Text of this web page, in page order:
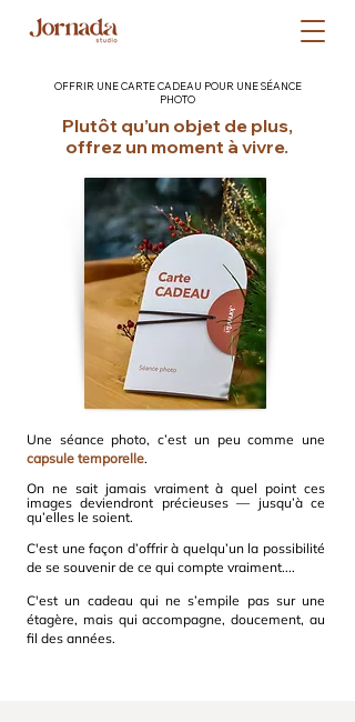
OFFRIR UNE CARTE CADEAU POUR UNE SÉANCE
PHOTO
Plutôt qu’un objet de plus,
offrez un moment à vivre.
Une séance photo, c’est un peu comme une
capsule temporelle.
On ne sait jamais vraiment à quel point ces
images deviendront précieuses — jusqu’à ce
qu’elles le soient.
C'est une façon d’offrir à quelqu’un la possibilité
de se souvenir de ce qui compte vraiment....
C'est un cadeau qui ne s’empile pas sur une
étagère, mais qui accompagne, doucement, au
fil des années.